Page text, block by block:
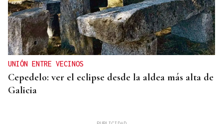
UNIÓN ENTRE VECINOS
Cepedelo: ver el eclipse desde la aldea más alta de
Galicia